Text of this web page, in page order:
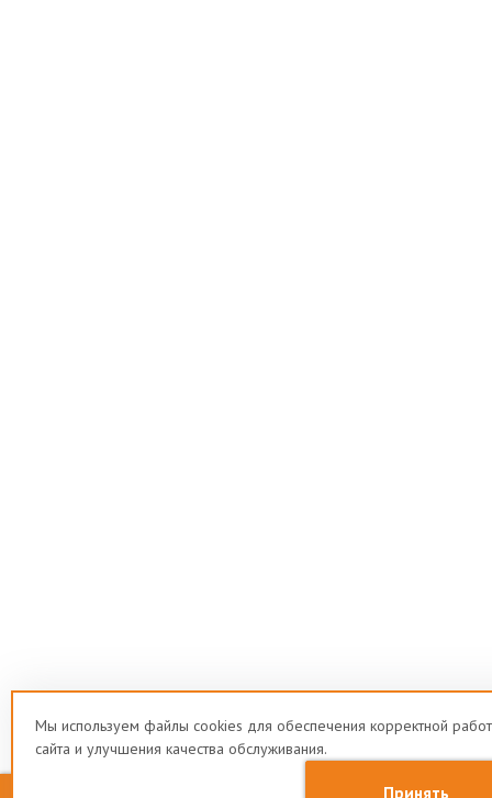
Мы используем файлы cookies для обеспечения корректной
сайта и улучшения качества обслуживания.
Принять